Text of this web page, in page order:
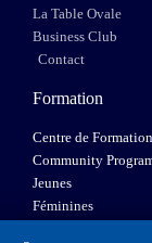
La Table Ovale
Business Club
Contact
Formation
Centre de Formation
Community
Jeunes
Féminines